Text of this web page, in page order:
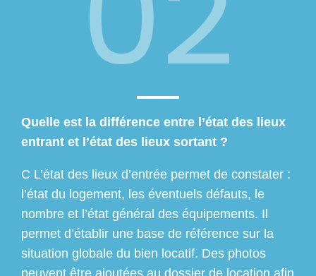
Quelle est la différence entre l’état des lieux
entrant et l’état des lieux sortant ?
C L’état des lieux d’entrée permet de constater :
l’état du logement, les éventuels défauts, le
nombre et l’état général des équipements. Il
permet d’établir une base de référence sur la
situation globale du bien locatif. Des photos
peuvent être ajoutées au dossier de location afin